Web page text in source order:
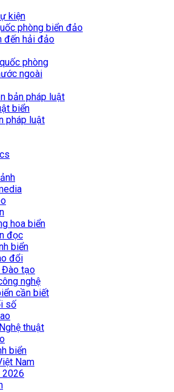
kiện
phòng biển đảo
đến hải đảo
phòng
ngoài
bản pháp luật
biển
pháp luật
hoa biển
đọc
biển
đổi
Đào tạo
nghệ
cần biết
số
thuật
biển
Nam
2026